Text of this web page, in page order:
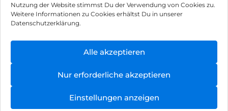
Nutzung der Website stimmst Du der Verwendung von Cookies zu.
Weitere Informationen zu Cookies erhältst Du in unserer
Datenschutzerklärung.
Alle akzeptieren
Nur erforderliche akzeptieren
Einstellungen anzeigen
Impressum
Hinweis zur Batterieentsorgung
Newsletter